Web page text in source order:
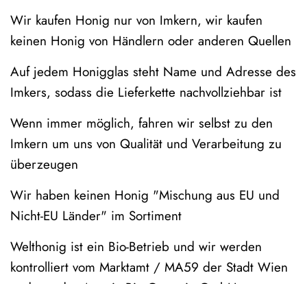
Wir kaufen Honig nur von Imkern, wir kaufen
keinen Honig von Händlern oder anderen Quellen
Auf jedem Honigglas steht Name und Adresse des
Imkers, sodass die Lieferkette nachvollziehbar ist
Wenn immer möglich, fahren wir selbst zu den
Imkern um uns von Qualität und Verarbeitung zu
überzeugen
Wir haben keinen Honig "Mischung aus EU und
Nicht-EU Länder" im Sortiment
Welthonig ist ein Bio-Betrieb und wir werden
kontrolliert vom Marktamt / MA59 der Stadt Wien